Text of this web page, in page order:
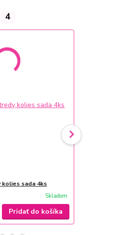
4
sada 4ks
Skladom
Pridať do košíka